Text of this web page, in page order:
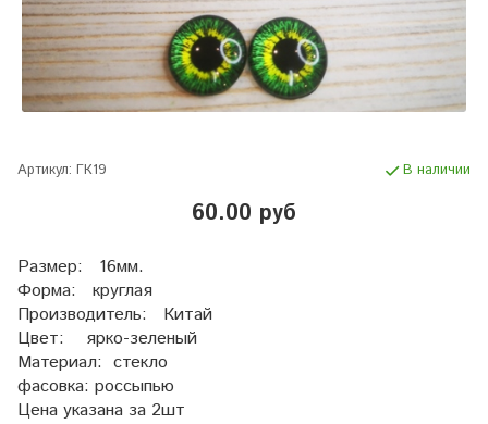
Артикул: ГК19 В наличии
60.00 руб
Размер: 16мм.
Форма: круглая
Производитель: Китай
Цвет: ярко-зеленый
Материал: стекло
фасовка: россыпью
Цена указана за 2шт